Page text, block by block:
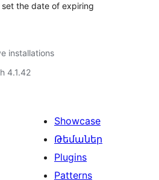
the date of expiring
installations
4.1.42
Showcase
Թեմաներ
Plugins
Patterns